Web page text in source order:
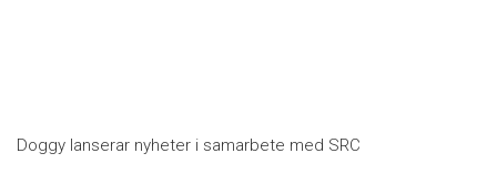
Doggy lanserar nyheter i samarbete med SRC